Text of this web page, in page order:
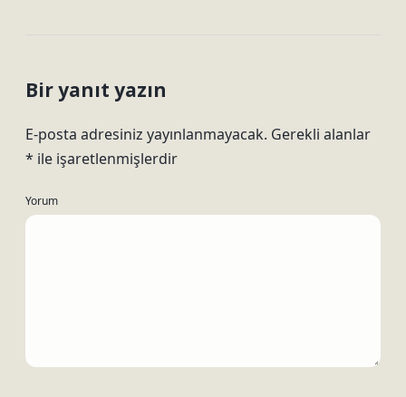
Bir yanıt yazın
E-posta adresiniz yayınlanmayacak. Gerekli alanlar
* ile işaretlenmişlerdir
Yorum